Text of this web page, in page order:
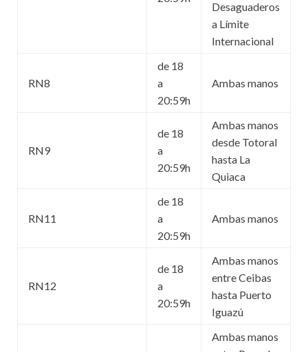
Desaguaderos
a Límite
Internacional
RN8
de 18
a
20:59h
Ambas manos
RN9
de 18
a
20:59h
Ambas manos
desde Totoral
hasta La
Quiaca
RN11
de 18
a
20:59h
Ambas manos
RN12
de 18
a
20:59h
Ambas manos
entre Ceibas
hasta Puerto
Iguazú
Ambas manos